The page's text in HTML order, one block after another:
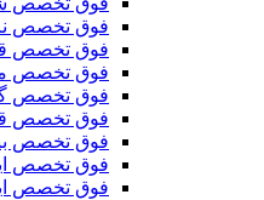
فوق تخصص
فوق تخصص
فوق تخصص
فوق تخصص
فوق تخصص
فوق تخصص
فوق تخصص
فوق تخصص